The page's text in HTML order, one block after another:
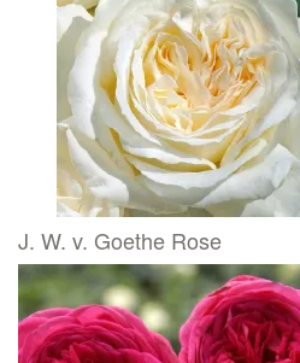
J. W. v. Goethe Rose